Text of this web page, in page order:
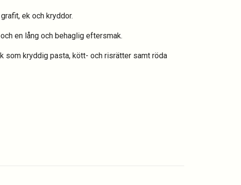
ek och kryddor.
en lång och behaglig eftersmak.
som kryddig pasta, kött- och risrätter samt röda